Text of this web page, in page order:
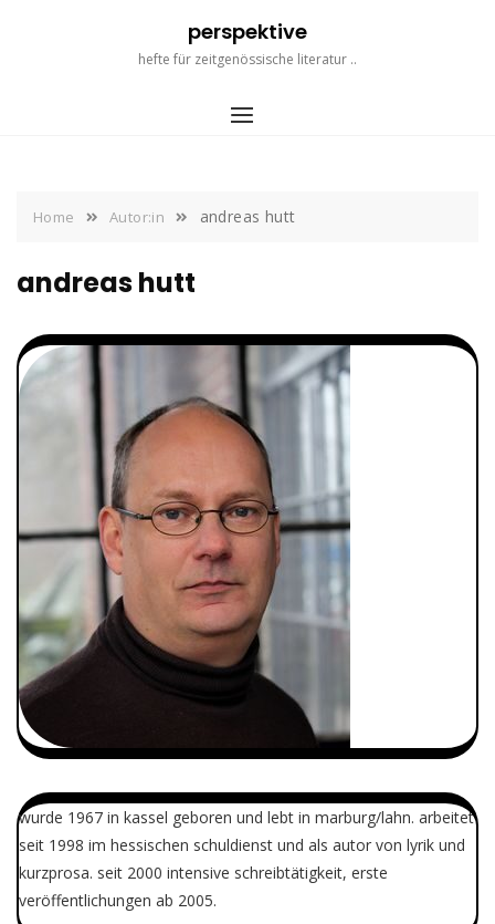
perspektive
hefte für zeitgenössische literatur ..
Home Autor:in andreas hutt
andreas hutt
wurde 1967 in kassel geboren und lebt in marburg/lahn. arbeitet
seit 1998 im hessischen schuldienst und als autor von lyrik und
kurzprosa. seit 2000 intensive schreibtätigkeit, erste
veröffentlichungen ab 2005.